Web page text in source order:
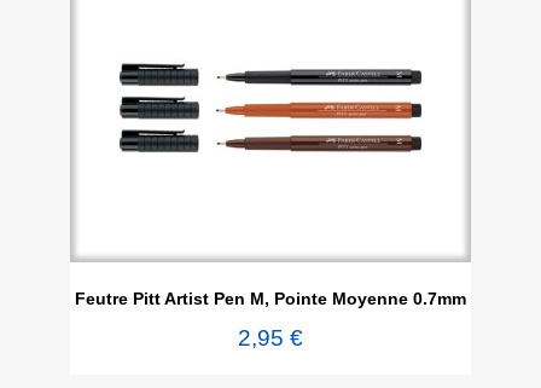
Feutre Pitt Artist Pen M, Pointe Moyenne 0.7mm
2,95 €